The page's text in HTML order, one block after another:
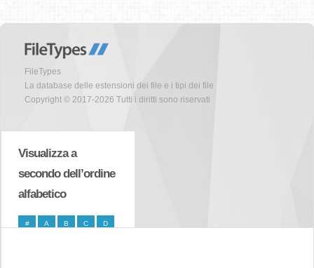
FileTypes
La database delle estensioni dei file e i tipi dei file
Copyright © 2017-2026 Tutti i diritti sono riservati
Visualizza a
secondo dell’ordine
alfabetico
# A B C D